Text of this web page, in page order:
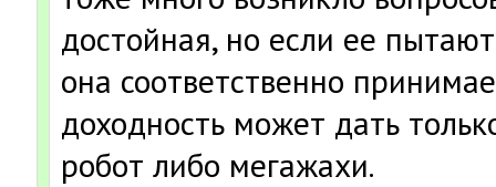
достойная, но если ее
она соответственно
доходность может дать
робот либо мегажахи.